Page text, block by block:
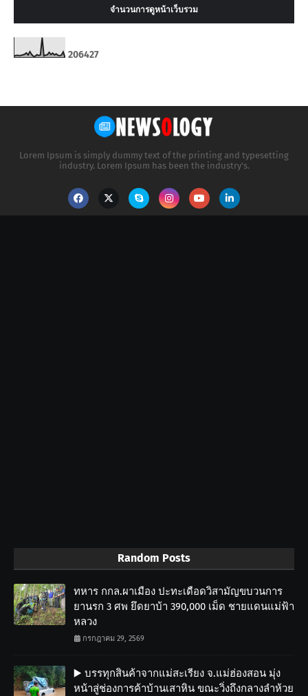
จำนวนการดูหน้าเว็บรวม
206427
Lorem Ipsum is simply dummy text of the printing and typesetting
industry. Lorem Ipsum has been the industry's.
Random Posts
ทหาร กกล.ผาเมือง ปะทะเดือดวิสามัญขบวนการ
ยานรก 3 ศพ ยึดยาบ้า 390,000 เม็ด ชายแดนแม่ฟ้า
หลวง
กรกฎาคม 29, 2569
▶️ บรรทุกสินค้าจากแม่สะเรียง จ.แม่ฮ่องสอน มุ่ง
หน้าสู่ช่องการค้าบ้านเสาหิน ขณะวิ่งถึงกลางลำห้วย